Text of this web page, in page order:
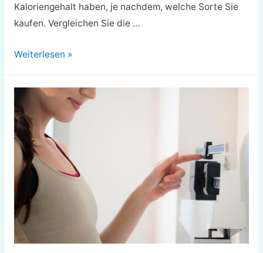
Kaloriengehalt haben, je nachdem, welche Sorte Sie
kaufen. Vergleichen Sie die …
Joghurt
Nährwertangaben
gesundheitliche
Vorteile
Weiterlesen »